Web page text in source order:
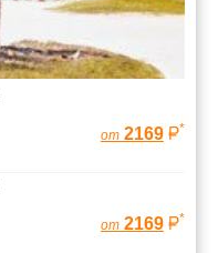
от 2169 *
от 2169 *